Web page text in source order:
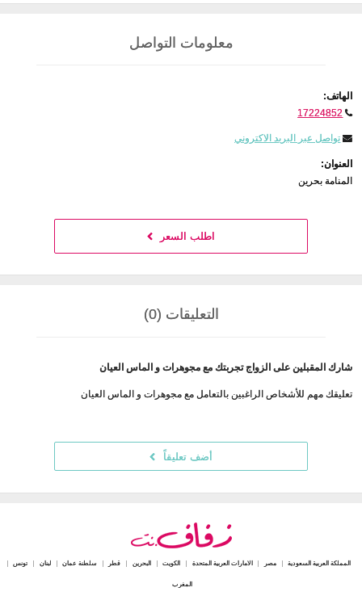
معلومات التواصل
الهاتف:
17224852
تواصل عبر البريد الاكتروني
العنوان:
المنامة بحرين
اطلب السعر
التعليقات (0)
شارك المقبلين على الزواج تجربتك مع مجوهرات و الماس العيان
تعليقك مهم للأشخاص الراغبين بالتعامل مع مجوهرات و الماس العيان
أضف تعليقاً
المملكة العربية السعودية مصر الامارات العربية المتحدة الكويت البحرين قطر سلطنة عمان لبنان تونس
المغرب